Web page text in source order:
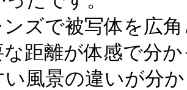
ンズで被写体を広
距離が体感で分
風景の違いが分